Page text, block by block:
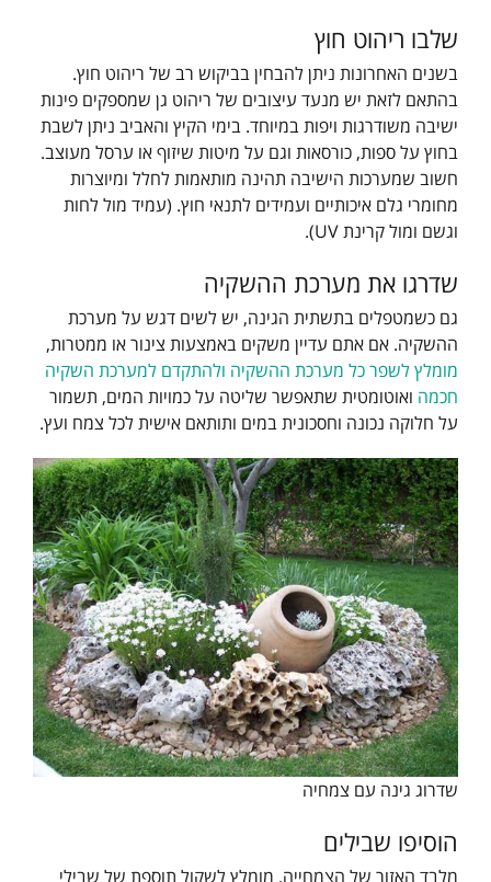
שלבו ריהוט חוץ
בשנים האחרונות ניתן להבחין בביקוש רב של ריהוט חוץ.
בהתאם לזאת יש מנעד עיצובים של ריהוט גן שמספקים פינות
ישיבה משודרגות ויפות במיוחד. בימי הקיץ והאביב ניתן לשבת
בחוץ על ספות, כורסאות וגם על מיטות שיזוף או ערסל מעוצב.
חשוב שמערכות הישיבה תהינה מותאמות לחלל ומיוצרות
מחומרי גלם איכותיים ועמידים לתנאי חוץ. (עמיד מול לחות
וגשם ומול קרינת UV).
שדרגו את מערכת ההשקיה
גם כשמטפלים בתשתית הגינה, יש לשים דגש על מערכת
ההשקיה. אם אתם עדיין משקים באמצעות צינור או ממטרות,
מומלץ לשפר כל מערכת ההשקיה ולהתקדם למערכת השקיה
חכמה ואוטומטית שתאפשר שליטה על כמויות המים, תשמור
על חלוקה נכונה וחסכונית במים ותותאם אישית לכל צמח ועץ.
שדרוג גינה עם צמחיה
הוסיפו שבילים
מלבד האזור של הצמחייה, מומלץ לשקול תוספת של שבילי